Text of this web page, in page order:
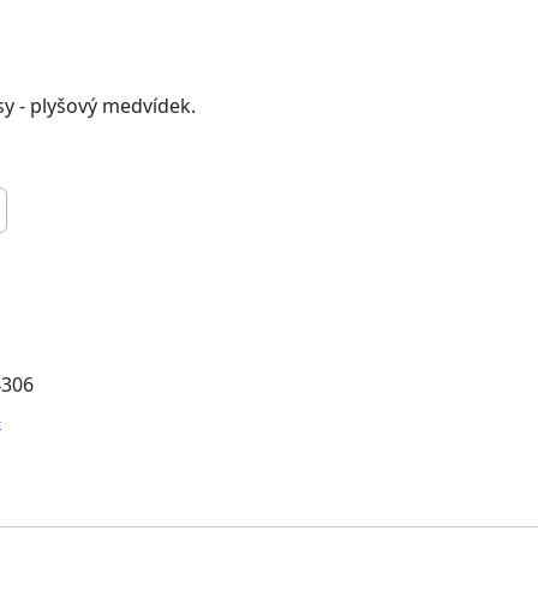
- plyšový medvídek.